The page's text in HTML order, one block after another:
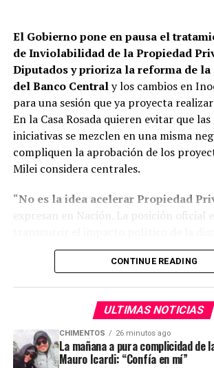
Inglaterra y la bandera por Malvinas-
y profundizó el rechazo al capítulo
modificar la ley de tierras. Eso -es
del concepto de“extranjerización”–
elemento central del cálculo político de
dialoguistas. Los“tibios”en versión de
Benegas Lynch, que agravó el enojo ya
espacios de buen trato con LLA.
ADVERTISEMENT
casi todos los gobernadores aliados a la
buena predisposiciónque
diálogo, algunos hablaron con Claudio
Cruz), otros con Figueroa (Neuquén),
(Misiones), Sáenz (Salta) o Pullaro
distintos resultados, pero este tema
recuperar cierto nivel de diálogo
El Gobiernopone en pausa el
de Inviolabilidad de laPropiedad
Diputados y prioriza la reforma de la
del Banco Centraly los cambios en
para una sesión que ya proyecta
En la Casa Rosada quieren evitar que
iniciativas se mezclen en una misma
compliquen la aprobación de los
Milei considera centrales.
“No es la idea acelerar Propiedad
expresan en Nación. La posición oficial
Senado y concentrar durante las
contactos con los bloques dialoguistas
CONTINUE READING
ULTIMAS NOTICIAS
CHIMENTOS 26 minutos ago
La mañana a pura complicidad de
Mauro Icardi: “Confía en mí”